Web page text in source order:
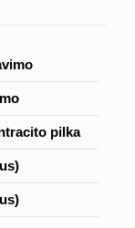
pilka